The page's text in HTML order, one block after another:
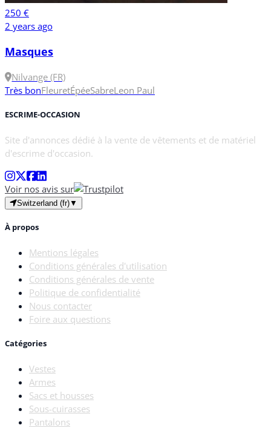
250 €
2 years ago
Masques
Nilvange (FR)
Très bonFleuretÉpéeSabreLeon Paul
ESCRIME-OCCASION
Site d'annonces dédié à la vente de vêtements et de matériel
d'escrime d'occasion.
Voir nos avis sur
Switzerland (fr)▼
À propos
Mentions légales
Conditions générales d'utilisation
Conditions générales de vente
Politique de confidentialité
Nous contacter
Foire aux questions
Catégories
Vestes
Armes
Sacs et housses
Sous-cuirasses
Pantalons